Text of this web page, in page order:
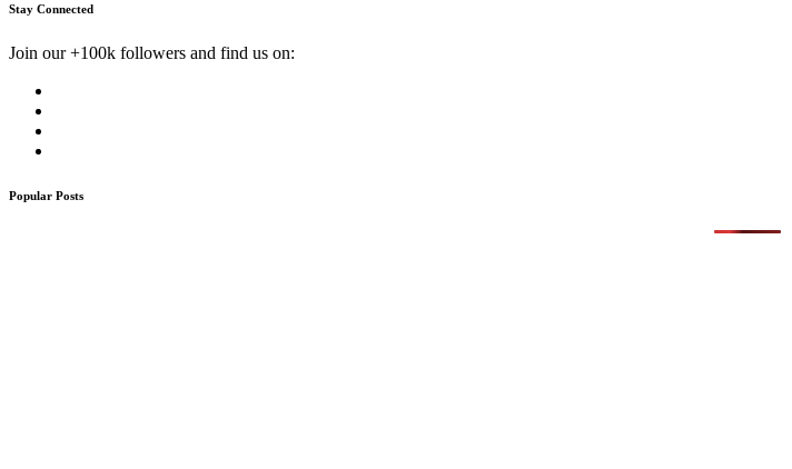
Stay Connected
Join our +100k followers and find us on:
Popular Posts